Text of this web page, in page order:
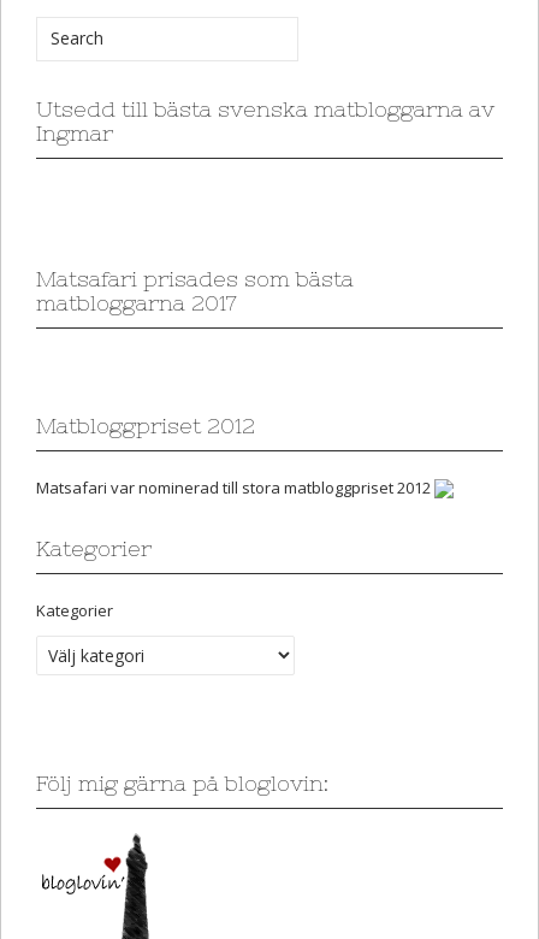
Utsedd till bästa svenska matbloggarna av
Ingmar
Matsafari prisades som bästa
matbloggarna 2017
Matbloggpriset 2012
Matsafari var nominerad till stora matbloggpriset 2012
Kategorier
Kategorier
Följ mig gärna på bloglovin: